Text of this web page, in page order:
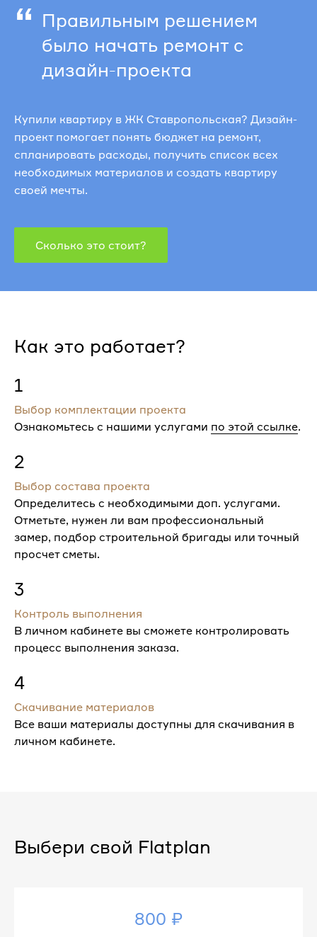
“ Правильным решением
было начать ремонт с
дизайн-проекта
Купили квартиру в ЖК Ставропольская? Дизайн-
проект помогает понять бюджет на ремонт,
спланировать расходы, получить список всех
необходимых материалов и создать квартиру
своей мечты.
Сколько это стоит?
Как это работает?
1
Выбор комплектации проекта
Ознакомьтесь с нашими услугами по этой ссылке.
2
Выбор состава проекта
Определитесь с необходимыми доп. услугами.
Отметьте, нужен ли вам профессиональный
замер, подбор строительной бригады или точный
просчет сметы.
3
Контроль выполнения
В личном кабинете вы сможете контролировать
процесс выполнения заказа.
4
Скачивание материалов
Все ваши материалы доступны для скачивания в
личном кабинете.
Выбери свой Flatplan
800 ₽